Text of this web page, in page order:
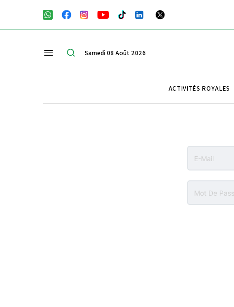
Samedi 08 Août 2026
ACTIVITÉS ROYALES